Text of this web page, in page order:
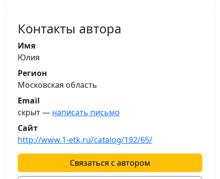
Контакты автора
Имя
Юлия
Регион
Московская область
Email
скрыт — написать письмо
Сайт
http://www.1-etk.ru/catalog/192/65/
Связаться с автором